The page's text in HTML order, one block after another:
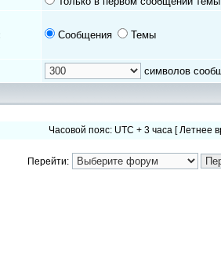
Сообщения Темы
символов
Часовой пояс: UTC + 3 часа [ Летнее
Перейти: